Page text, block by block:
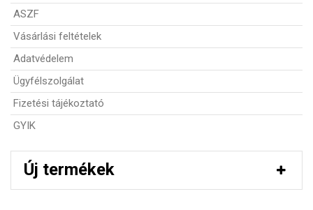
ASZF
Vásárlási feltételek
Adatvédelem
Ügyfélszolgálat
Fizetési tájékoztató
GYIK
Új termékek